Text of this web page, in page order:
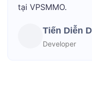
tại VPSMMO.
Tiến Diễn
Developer